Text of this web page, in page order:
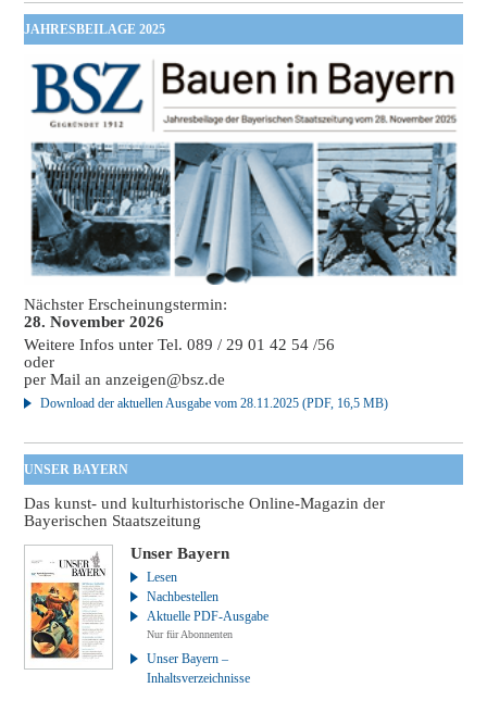
JAHRESBEILAGE 2025
Nächster Erscheinungstermin:
28. November 2026
Weitere Infos unter Tel. 089 / 29 01 42 54 /56
oder
per Mail ananzeigen@bsz.de
Download der aktuellen Ausgabe vom 28.11.2025 (PDF, 16,5 MB)
UNSER BAYERN
Das kunst- und kulturhistorische Online-Magazin der
Bayerischen Staatszeitung
Unser Bayern
Lesen
Nachbestellen
Aktuelle PDF-Ausgabe
Nur für Abonnenten
Unser Bayern –
Inhaltsverzeichnisse